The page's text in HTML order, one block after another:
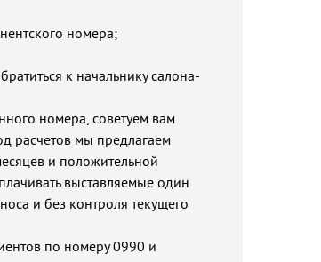
номера;
к начальнику салона-
номера, советуем вам
расчетов мы предлагаем
и положительной
выставляемые один
и без контроля текущего
по номеру 0990 и